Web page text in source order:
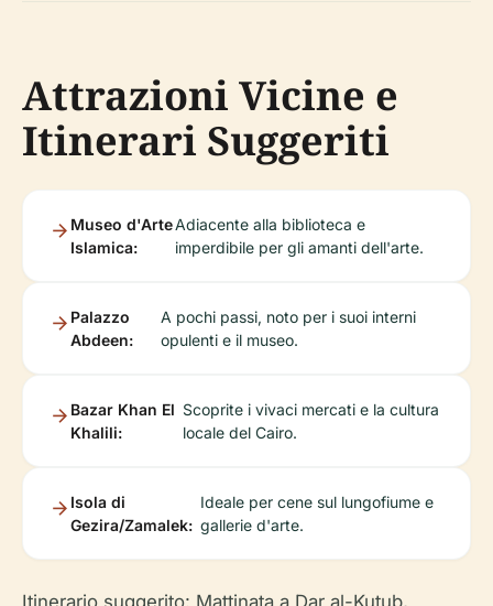
Attrazioni Vicine e
Itinerari Suggeriti
Museo d'Arte
Islamica:
Adiacente alla biblioteca e
imperdibile per gli amanti dell'arte.
Palazzo
Abdeen:
A pochi passi, noto per i suoi interni
opulenti e il museo.
Bazar Khan El
Khalili:
Scoprite i vivaci mercati e la cultura
locale del Cairo.
Isola di
Gezira/Zamalek:
Ideale per cene sul lungofiume e
gallerie d'arte.
Itinerario suggerito: Mattinata a Dar al-Kutub,